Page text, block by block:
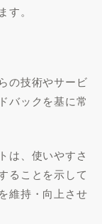
。
の技術やサービ
バックを基に常
は、使いやすさ
ることを示して
維持・向上させ